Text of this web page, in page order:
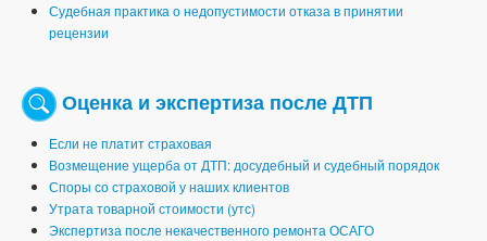
Судебная практика о недопустимости отказа в принятии
рецензии
Оценка и экспертиза после ДТП
Если не платит страховая
Возмещение ущерба от ДТП: досудебный и судебный порядок
Споры со страховой у наших клиентов
Утрата товарной стоимости (утс)
Экспертиза после некачественного ремонта ОСАГО